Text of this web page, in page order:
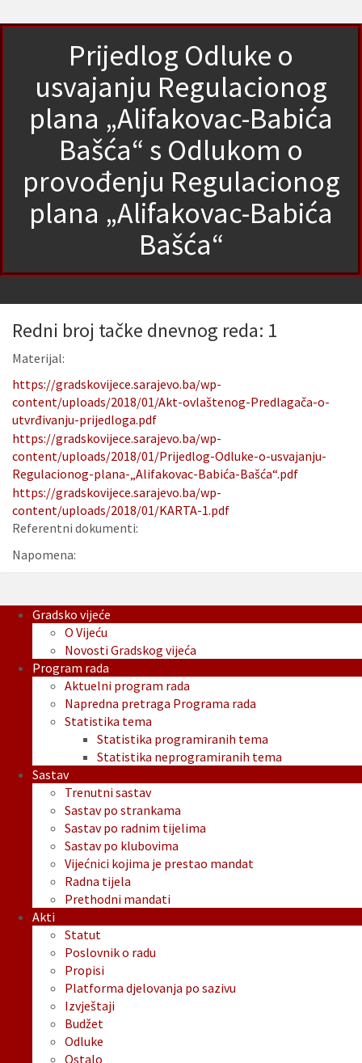
Prijedlog Odluke o
usvajanju Regulacionog
plana „Alifakovac-Babića
Bašća“ s Odlukom o
provođenju Regulacionog
plana „Alifakovac-Babića
Bašća“
Redni broj tačke dnevnog reda: 1
Materijal:
https://gradskovijece.sarajevo.ba/wp-
content/uploads/2018/01/Akt-ovlaštenog-Predlagača-o-
utvrđivanju-prijedloga.pdf
https://gradskovijece.sarajevo.ba/wp-
content/uploads/2018/01/Prijedlog-Odluke-o-usvajanju-
Regulacionog-plana-„Alifakovac-Babića-Bašća“.pdf
https://gradskovijece.sarajevo.ba/wp-
content/uploads/2018/01/KARTA-1.pdf
Referentni dokumenti:
Napomena:
Gradsko vijeće
O Vijeću
Novosti Gradskog vijeća
Program rada
Aktuelni program rada
Napredna pretraga Programa rada
Statistika tema
Statistika programiranih tema
Statistika neprogramiranih tema
Sastav
Trenutni sastav
Sastav po strankama
Sastav po radnim tijelima
Sastav po klubovima
Vijećnici kojima je prestao mandat
Radna tijela
Prethodni mandati
Akti
Statut
Poslovnik o radu
Propisi
Platforma djelovanja po sazivu
Izvještaji
Budžet
Odluke
Ostalo